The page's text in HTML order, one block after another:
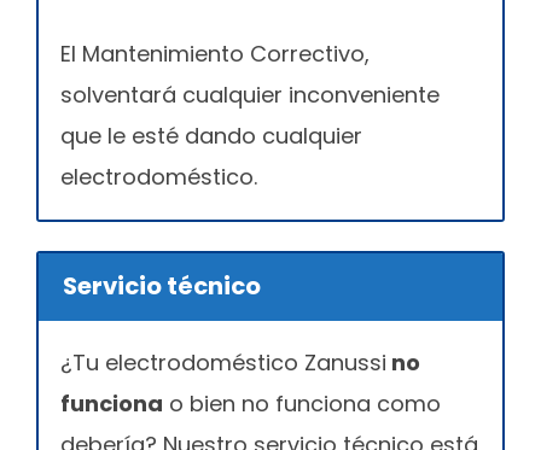
El Mantenimiento Correctivo,
solventará cualquier inconveniente
que le esté dando cualquier
electrodoméstico.
Servicio técnico
¿Tu electrodoméstico Zanussi no
funciona o bien no funciona como